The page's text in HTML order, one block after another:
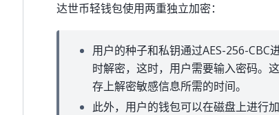
达世币轻钱包使用两重独立加密：
用户的种子和私钥通过AES-256-
时解密，这时，用户需要输入密码。
存上解密敏感信息所需的时间。
此外，用户的钱包可以在磁盘上进行